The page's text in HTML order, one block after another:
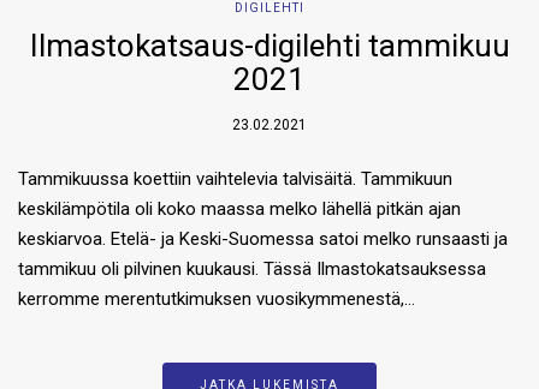
DIGILEHTI
Ilmastokatsaus-digilehti tammikuu
2021
23.02.2021
Tammikuussa koettiin vaihtelevia talvisäitä. Tammikuun
keskilämpötila oli koko maassa melko lähellä pitkän ajan
keskiarvoa. Etelä- ja Keski-Suomessa satoi melko runsaasti ja
tammikuu oli pilvinen kuukausi. Tässä Ilmastokatsauksessa
kerromme merentutkimuksen vuosikymmenestä,…
JATKA LUKEMISTA